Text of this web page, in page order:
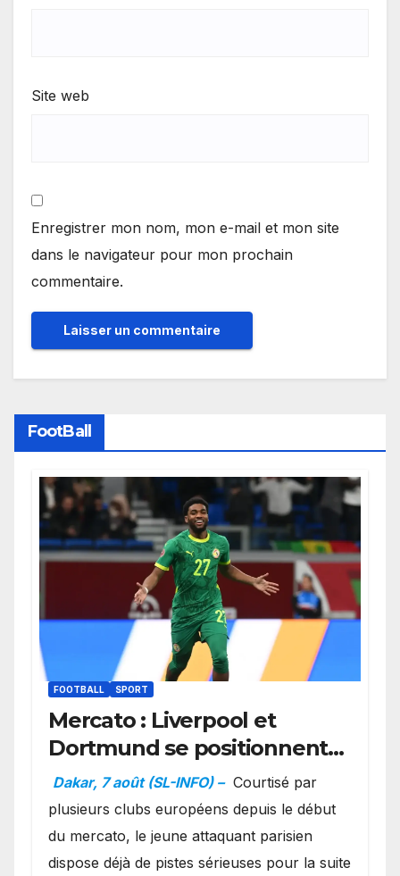
Site web
Enregistrer mon nom, mon e-mail et mon site
dans le navigateur pour mon prochain
commentaire.
FootBall
FOOTBALL SPORT
Mercato : Liverpool et
Dortmund se positionnent
en favoris pour recruter
Ibrahim Mbaye
Dakar, 7 août (SL-INFO) – Courtisé par
plusieurs clubs européens depuis le début
du mercato, le jeune attaquant parisien
dispose déjà de pistes sérieuses pour la suite